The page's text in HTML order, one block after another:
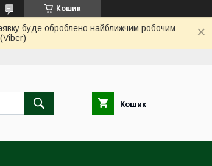
Кошик
буде оброблено найближчим робочим
Кошик